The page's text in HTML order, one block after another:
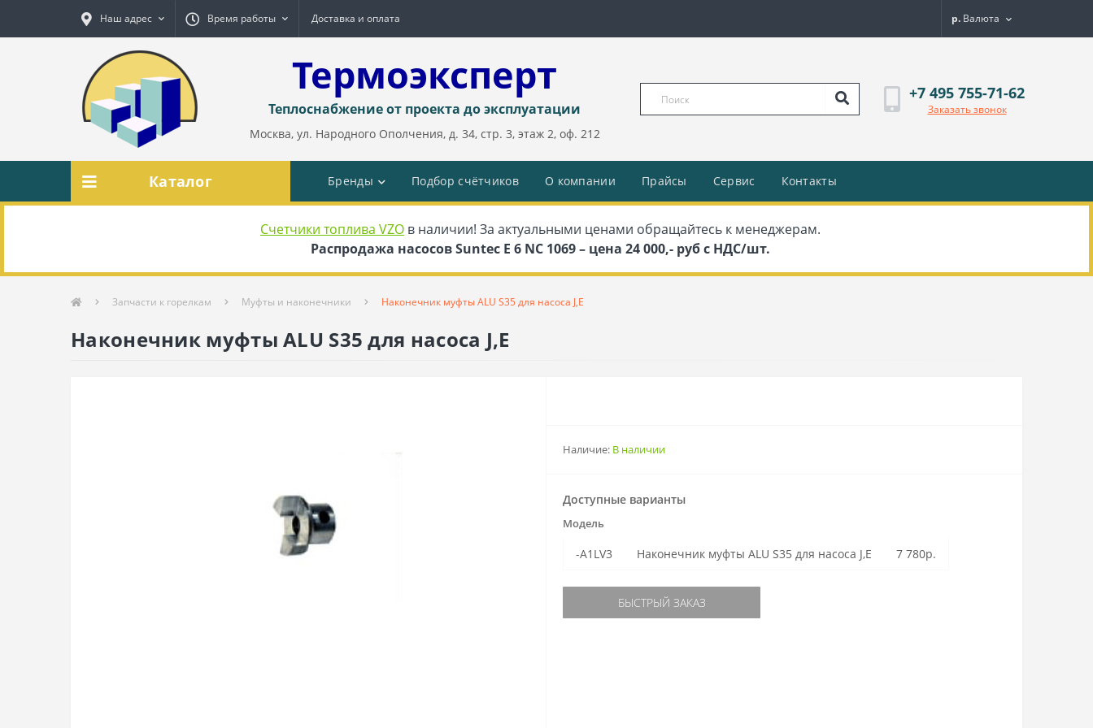
Наш адрес Время работы Доставка и оплата р. Валюта
Термоэксперт
Теплоснабжение от проекта до эксплуатации
Москва, ул. Народного Ополчения, д. 34, стр. 3, этаж 2, оф. 212
+7 495 755-71-62
Заказать звонок
Каталог Бренды Подбор счётчиков О компании Прайсы Сервис Контакты
Счетчики топлива VZO в наличии! За актуальными ценами обращайтесь к менеджерам.
Распродажа насосов Suntec E 6 NC 1069 – цена 24 000,- руб с НДС/шт.
Запчасти к горелкам Муфты и наконечники Наконечник муфты ALU S35 для насоса J,E
Наконечник муфты ALU S35 для насоса J,E
Наличие: В наличии
Доступные варианты
Модель
-A1LV3 Наконечник муфты ALU S35 для насоса J,E 7 780р.
БЫСТРЫЙ ЗАКАЗ